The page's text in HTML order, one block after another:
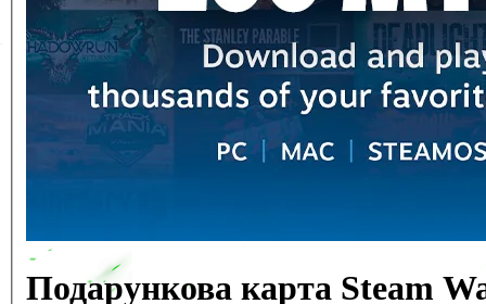
Подарункова карта Steam